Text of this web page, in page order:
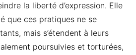
la liberté d’expression. Elle
que ces pratiques ne se
mais s’étendent à leurs
poursuivies et torturées,